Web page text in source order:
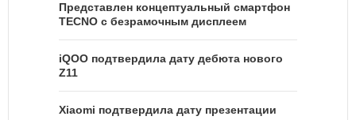
Представлен концептуальный смартфон
TECNO с безрамочным дисплеем
iQOO подтвердила дату дебюта нового
Z11
Xiaomi подтвердила дату презентации